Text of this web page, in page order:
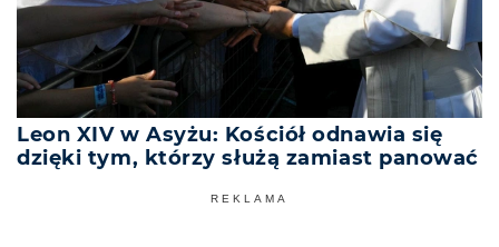
Leon XIV w Asyżu: Kościół odnawia się
dzięki tym, którzy służą zamiast panować
REKLAMA